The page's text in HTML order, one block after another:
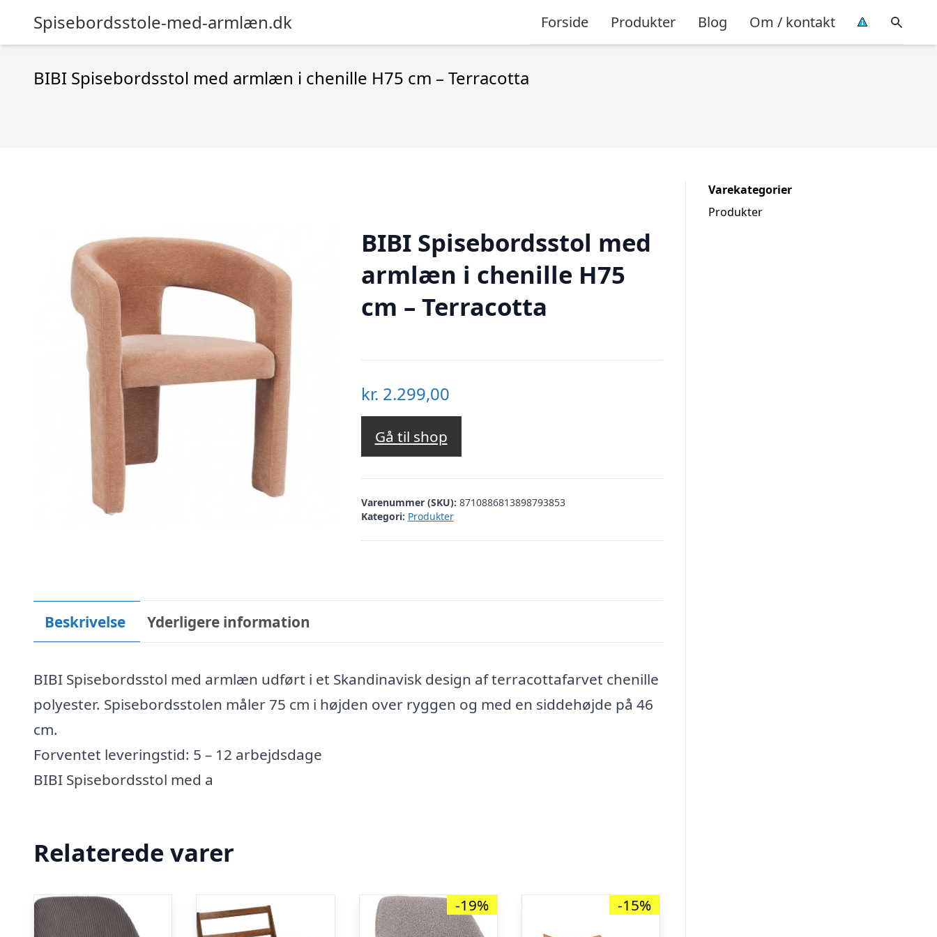
Spisebordsstole-med-armlæn.dk Forside Produkter Blog Om / kontakt
BIBI Spisebordsstol med armlæn i chenille H75 cm – Terracotta
BIBI Spisebordsstol med
armlæn i chenille H75
cm – Terracotta
kr. 2.299,00
Gå til shop
Varenummer (SKU): 8710886813898793853
Kategori: Produkter
Beskrivelse Yderligere information
BIBI Spisebordsstol med armlæn udført i et Skandinavisk design af terracottafarvet chenille
polyester. Spisebordsstolen måler 75 cm i højden over ryggen og med en siddehøjde på 46
cm.
Forventet leveringstid: 5 – 12 arbejdsdage
BIBI Spisebordsstol med a
Relaterede varer
-19% -15%
Varekategorier
Produkter